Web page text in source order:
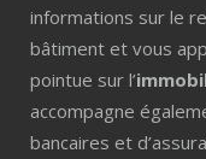
informations sur le
bâtiment et vous
pointue sur l’
accompagne
bancaires et